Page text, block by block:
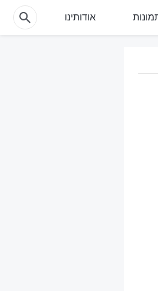
אודותינו